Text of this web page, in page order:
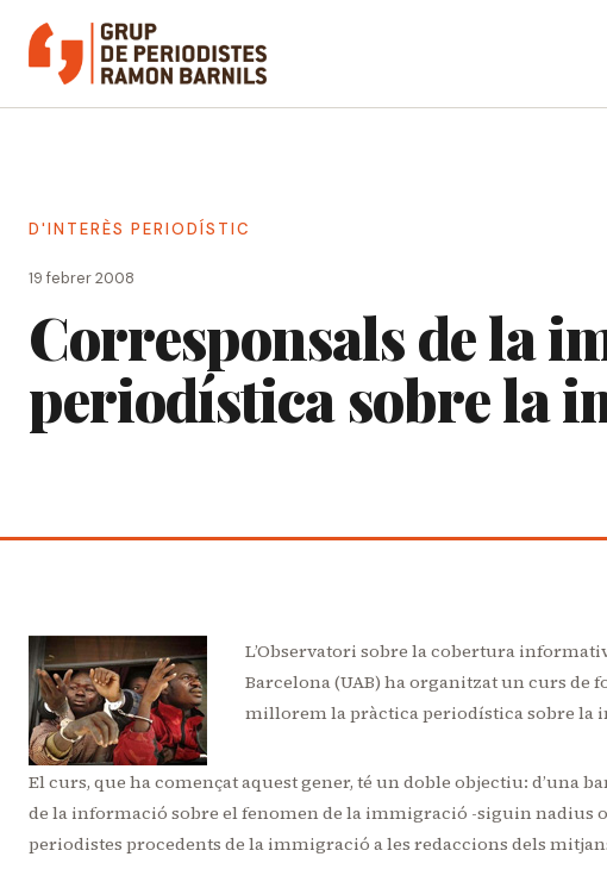
contingut
D'INTERÈS PERIODÍSTIC
19 febrer 2008
Corresponsals de la
periodística sobre la
L’Observatori sobre la cobertura
Barcelona (UAB) ha organitzat un curs
millorem la pràctica periodística sobre la
El curs, que ha començat aquest gener, té un doble objectiu: d’una
de la informació sobre el fenomen de la immigració -siguin nadius
periodistes procedents de la immigració a les redaccions dels